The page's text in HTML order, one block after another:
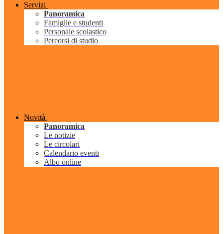
Servizi
Panoramica
Famiglie e studenti
Personale scolastico
Percorsi di studio
Novità
Panoramica
Le notizie
Le circolari
Calendario eventi
Albo online